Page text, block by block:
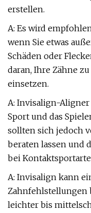
erstellen.
A: Es wird
wenn Sie etwas
Schäden oder
daran, Ihre Zähne
einsetzen.
A: Invisalign-
Sport und das
sollten sich jedoch
beraten lassen und
bei
A: Invisalign kann
Zahnfehlstellungen
leichter bis